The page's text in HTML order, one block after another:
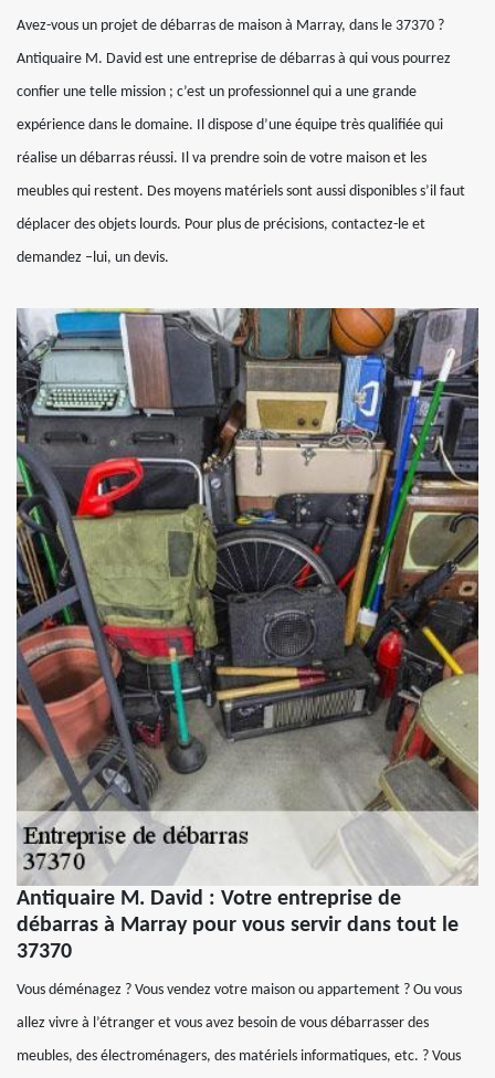
Avez-vous un projet de débarras de maison à Marray, dans le 37370 ?
Antiquaire M. David est une entreprise de débarras à qui vous pourrez
confier une telle mission ; c’est un professionnel qui a une grande
expérience dans le domaine. Il dispose d’une équipe très qualifiée qui
réalise un débarras réussi. Il va prendre soin de votre maison et les
meubles qui restent. Des moyens matériels sont aussi disponibles s’il faut
déplacer des objets lourds. Pour plus de précisions, contactez-le et
demandez –lui, un devis.
Antiquaire M. David : Votre entreprise de
débarras à Marray pour vous servir dans tout le
37370
Vous déménagez ? Vous vendez votre maison ou appartement ? Ou vous
allez vivre à l’étranger et vous avez besoin de vous débarrasser des
meubles, des électroménagers, des matériels informatiques, etc. ? Vous